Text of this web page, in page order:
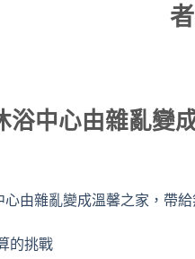
浴中心由雜亂變
由雜亂變成溫馨之家，帶
的挑戰